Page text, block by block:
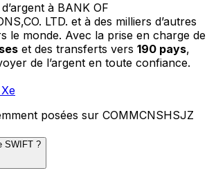
à BANK OF
LTD. et à des milliers d’autres
le monde. Avec la prise en charge de
et des transferts vers 190 pays,
de l’argent en toute confiance.
posées sur COMMCNSHSJZ
SWIFT ?